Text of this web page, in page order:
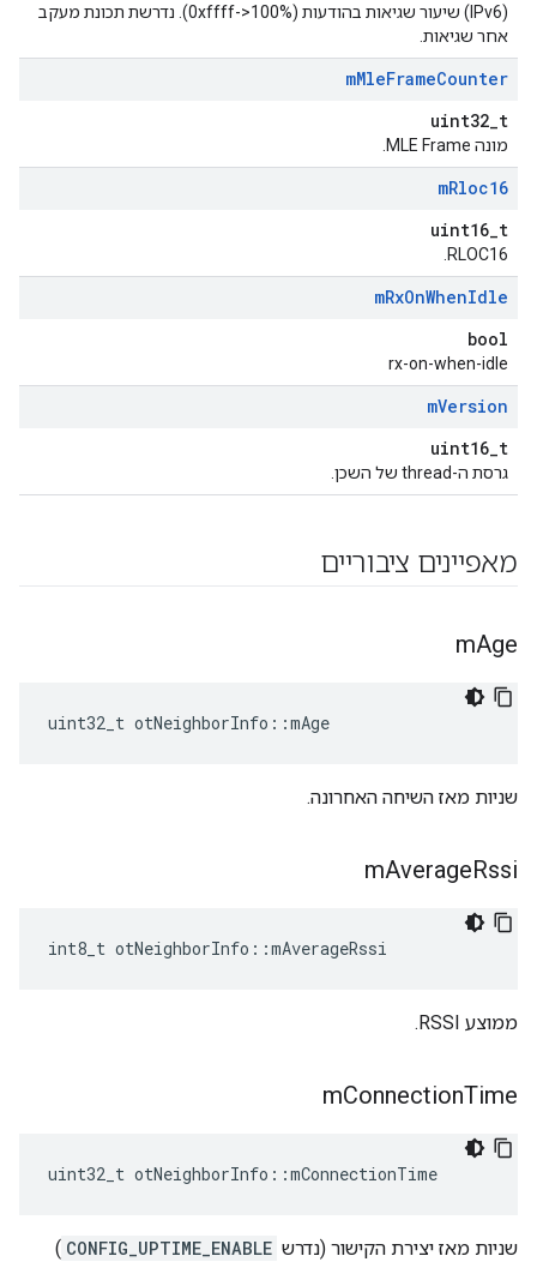
(IPv6) שיעור שגיאות בהודעות (0xffff->100%). נדרשת תכונת מעקב
אחר שגיאות.
mMleFrameCounter
uint32_t
מונה MLE Frame.
mRloc16
uint16_t
RLOC16.
mRxOnWhenIdle
bool
rx-on-when-idle
mVersion
uint16_t
גרסת ה-thread של השכן.
מאפיינים ציבוריים
mAge
uint32_t otNeighborInfo ::mAge
שניות מאז השיחה האחרונה.
mAverageRssi
int8_t otNeighborInfo ::mAverageRssi
ממוצע RSSI.
mConnectionTime
uint32_t otNeighborInfo ::mConnectionTime
שניות מאז יצירת הקישור (נדרש CONFIG_UPTIME_ENABLE
)